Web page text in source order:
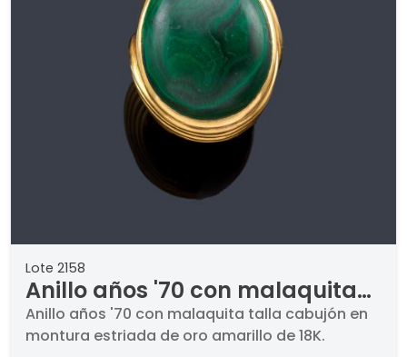
Lote 2158
Anillo años '70 con malaquita
talla cabujón en montura
estriada de oro amarillo de 18K.
Anillo años '70 con malaquita talla cabujón en
montura estriada de oro amarillo de 18K.